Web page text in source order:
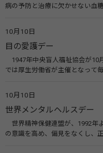
病の予防と治療に欠かせない血
療研究会） 糖尿病ネットワーク
10月10日
目の愛護デー
1947年中央盲人福祉協会が10
では厚生労働省が主催となって
会）
10月10日
世界メンタルヘルスデー
世界精神保健連盟が、1992年
の意識を高め、偏見をなくし、